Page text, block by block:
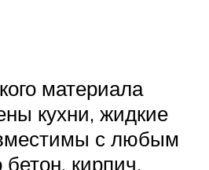
материала
кухни, жидкие
с любым
бетон, кирпич,